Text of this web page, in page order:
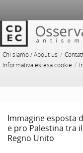
Chi siamo / About us /
Informativa estesa cookie /
Immagine esposta
e pro Palestina tra
Regno Unito